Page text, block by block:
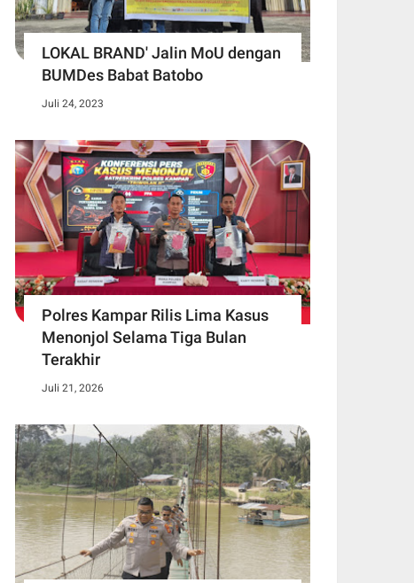
LOKAL BRAND' Jalin MoU dengan
BUMDes Babat Batobo
Juli 24, 2023
Polres Kampar Rilis Lima Kasus
Menonjol Selama Tiga Bulan
Terakhir
Juli 21, 2026